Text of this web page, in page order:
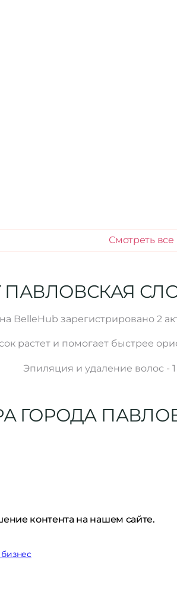
Смотреть все
ПАВЛОВСКАЯ
BelleHub зарегистрировано 2
растет и помогает быстрее
Эпиляция и удаление волос - 1
ГОРОДА
контента на нашем сайте.
бизнес